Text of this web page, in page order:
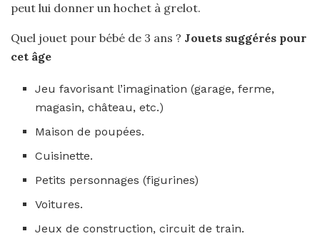
peut lui donner un hochet à grelot.
Quel jouet pour bébé de 3 ans ? Jouets suggérés pour
cet âge
Jeu favorisant l’imagination (garage, ferme,
magasin, château, etc.)
Maison de poupées.
Cuisinette.
Petits personnages (figurines)
Voitures.
Jeux de construction, circuit de train.